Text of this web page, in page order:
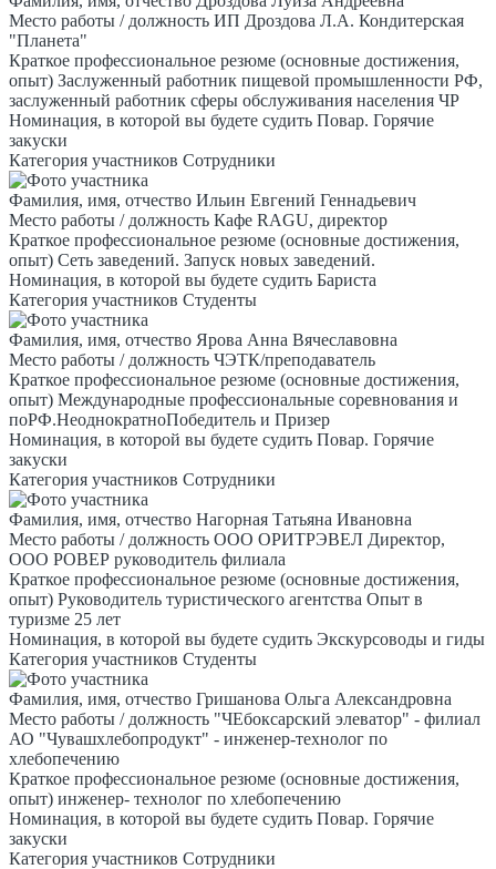
Место работы / должность ИП Дроздова Л.А. Кондитерская
"Планета"
Краткое профессиональное резюме (основные достижения,
опыт) Заслуженный работник пищевой промышленности РФ,
заслуженный работник сферы обслуживания населения ЧР
Номинация, в которой вы будете судить Повар. Горячие
закуски
Категория участников Сотрудники
Фамилия, имя, отчество Ильин Евгений Геннадьевич
Место работы / должность Кафе RAGU, директор
Краткое профессиональное резюме (основные достижения,
опыт) Сеть заведений. Запуск новых заведений.
Номинация, в которой вы будете судить Бариста
Категория участников Студенты
Фамилия, имя, отчество Ярова Анна Вячеславовна
Место работы / должность ЧЭТК/преподаватель
Краткое профессиональное резюме (основные достижения,
опыт) Международные профессиональные соревнования и
поРФ.НеоднократноПобедитель и Призер
Номинация, в которой вы будете судить Повар. Горячие
закуски
Категория участников Сотрудники
Фамилия, имя, отчество Нагорная Татьяна Ивановна
Место работы / должность ООО ОРИТРЭВЕЛ Директор,
ООО РОВЕР руководитель филиала
Краткое профессиональное резюме (основные достижения,
опыт) Руководитель туристического агентства Опыт в
туризме 25 лет
Номинация, в которой вы будете судить Экскурсоводы и гиды
Категория участников Студенты
Фамилия, имя, отчество Гришанова Ольга Александровна
Место работы / должность "ЧЕбоксарский элеватор" - филиал
АО "Чувашхлебопродукт" - инженер-технолог по
хлебопечению
Краткое профессиональное резюме (основные достижения,
опыт) инженер- технолог по хлебопечению
Номинация, в которой вы будете судить Повар. Горячие
закуски
Категория участников Сотрудники